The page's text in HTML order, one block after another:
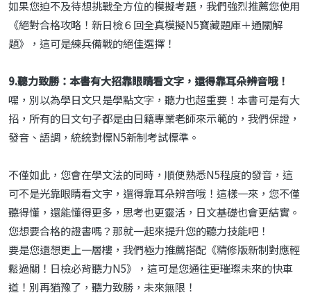
如果您迫不及待想挑戰全方位的模擬考題，我們強烈推薦您使用
《絕對合格攻略！新日檢６回全真模擬N5寶藏題庫＋通關解
題》，這可是練兵備戰的絕佳選擇！
9.聽力致勝：本書有大招靠眼睛看文字，還得靠耳朵辨音哦！
嘿，別以為學日文只是學點文字，聽力也超重要！本書可是有大
招，所有的日文句子都是由日籍專業老師來示範的，我們保證，
發音、語調，統統對標N5新制考試標準。
不僅如此，您會在學文法的同時，順便熟悉N5程度的發音，這
可不是光靠眼睛看文字，還得靠耳朵辨音哦！這樣一來，您不僅
聽得懂，還能懂得更多，思考也更靈活，日文基礎也會更結實。
您想要合格的證書嗎？那就一起來提升您的聽力技能吧！
要是您還想更上一層樓，我們極力推薦搭配《精修版新制對應輕
鬆過關！日檢必背聽力N5》，這可是您通往更璀璨未來的快車
道！別再猶豫了，聽力致勝，未來無限！